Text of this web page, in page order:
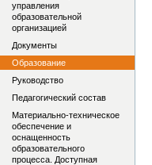
управления
образовательной
организацией
Документы
Образование
Руководство
Педагогический состав
Материально-техническое
обеспечение и
оснащенность
образовательного
процесса. Доступная